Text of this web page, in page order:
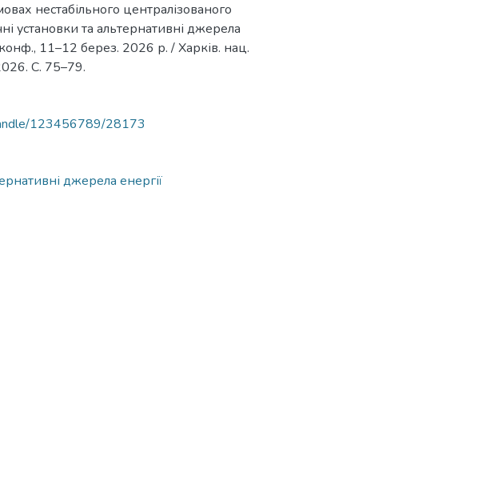
нестабільного централізованого
установки та альтернативні джерела
11–12 берез. 2026 р. / Харків. нац.
С. 75–79.
123456789/28173
джерела енергії